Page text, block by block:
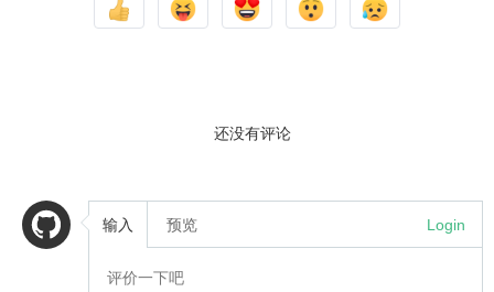
还没有评论
输入 预览 Login